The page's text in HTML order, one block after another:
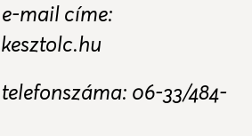
mail címe:
06-33/484-